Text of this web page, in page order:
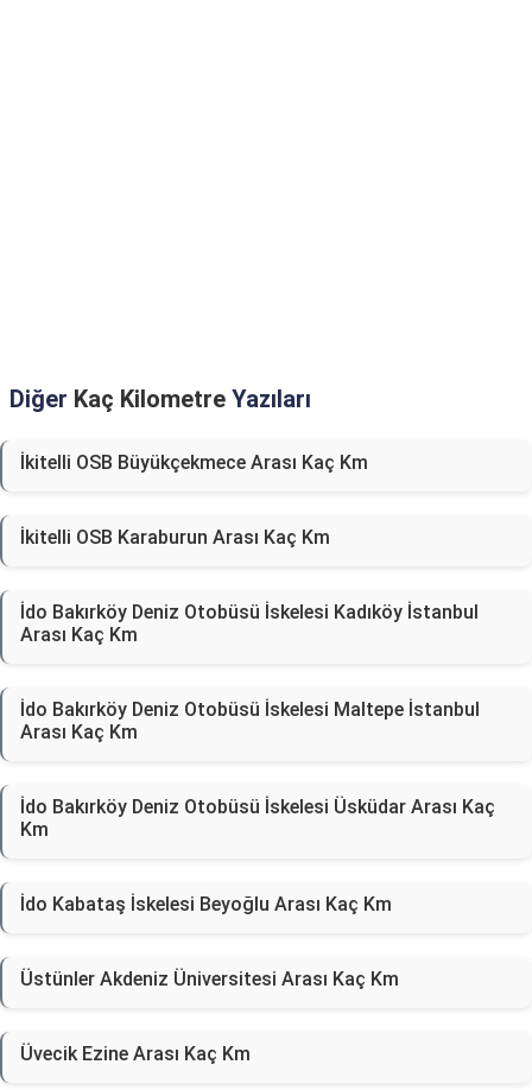
Diğer Kaç Kilometre Yazıları
İkitelli OSB Büyükçekmece Arası Kaç Km
İkitelli OSB Karaburun Arası Kaç Km
İdo Bakırköy Deniz Otobüsü İskelesi Kadıköy İstanbul
Arası Kaç Km
İdo Bakırköy Deniz Otobüsü İskelesi Maltepe İstanbul
Arası Kaç Km
İdo Bakırköy Deniz Otobüsü İskelesi Üsküdar Arası Kaç
Km
İdo Kabataş İskelesi Beyoğlu Arası Kaç Km
Üstünler Akdeniz Üniversitesi Arası Kaç Km
Üvecik Ezine Arası Kaç Km